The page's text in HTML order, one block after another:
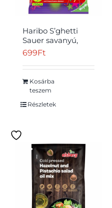
Haribo S’ghetti
Sauer savanyú,
gyümölcsízű
gumicukorca 175 g
699Ft
Kosárba
teszem
Részletek